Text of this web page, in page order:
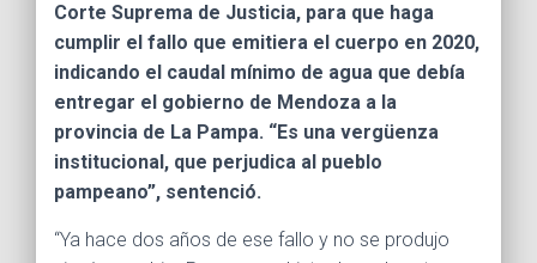
Corte Suprema de Justicia, para que haga
cumplir el fallo que emitiera el cuerpo en 2020,
indicando el caudal mínimo de agua que debía
entregar el gobierno de Mendoza a la
provincia de La Pampa. “Es una vergüenza
institucional, que perjudica al pueblo
pampeano”, sentenció.
“Ya hace dos años de ese fallo y no se produjo